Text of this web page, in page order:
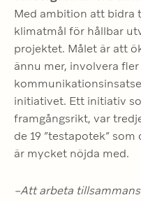
Med ambition att bidra
klimatmål för hållbar
projektet. Målet är att
ännu mer, involvera
initiativet. Ett initiativ
framgångsrikt, var
de 19 ”testapotek”
är mycket nöjda med.
–Att arbeta